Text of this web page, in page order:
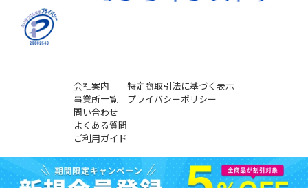
会社案内
事業所一覧
問い合わせ
よくある質問
ご利用ガイド
特定商取引法に基づく表示
プライバシーポリシー
Copyright SHIROYAMA co., ltd All Rights Reserved.